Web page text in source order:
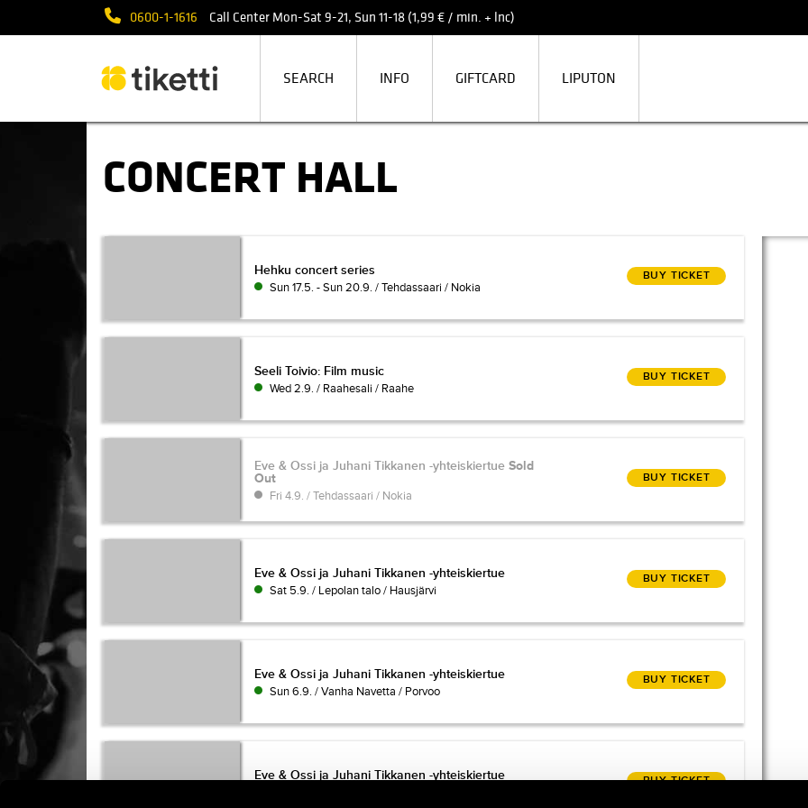
0600-1-1616 Call Center Mon-Sat 9-21, Sun 11-18 (1,99 € / min. + lnc)
SEARCH INFO GIFTCARD LIPUTON
CONCERT HALL
Hehku concert series
Sun 17.5. - Sun 20.9. / Tehdassaari / Nokia
BUY TICKET
Seeli Toivio: Film music
Wed 2.9. / Raahesali / Raahe
BUY TICKET
Eve & Ossi ja Juhani Tikkanen -yhteiskiertue Sold
Out
Fri 4.9. / Tehdassaari / Nokia
BUY TICKET
Eve & Ossi ja Juhani Tikkanen -yhteiskiertue
Sat 5.9. / Lepolan talo / Hausjärvi
BUY TICKET
Eve & Ossi ja Juhani Tikkanen -yhteiskiertue
Sun 6.9. / Vanha Navetta / Porvoo
BUY TICKET
Eve & Ossi ja Juhani Tikkanen -yhteiskiertue BUY TICKET